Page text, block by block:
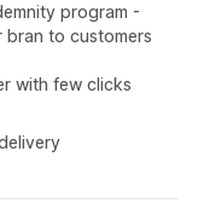
program -
bran to customers
with few clicks